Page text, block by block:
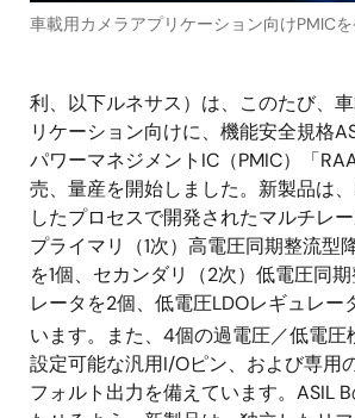
車載用カメラアプリケーション向けPMIC
利、以下ルネサス）は、このたび、
リケーション向けに、機能安全規格
パワーマネジメントIC（PMIC）「
売、量産を開始しました。新製品は
したプロセスで開発されたマルチレー
プライマリ（1次）高電圧同期整流型
を1個、セカンダリ（2次）低電圧同
レータを2個、低電圧LDOレギュレー
います。また、4個の過電圧／低電圧
設定可能な汎用I/Oピン、および専用
フォルト出力を備えています。ASIL